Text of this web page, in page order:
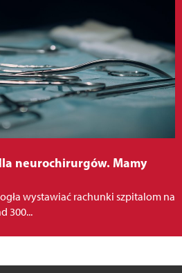
neurochirurgów. Mamy
wystawiać rachunki szpitalom na
300...